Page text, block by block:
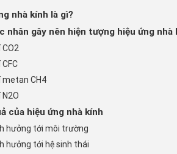
nhà kính là gì?
nhân gây nên hiện tượng hiệu ứng nhà
CO2
CFC
metan CH4
N2O
của hiệu ứng nhà kính
hưởng tới môi trường
hưởng tới hệ sinh thái